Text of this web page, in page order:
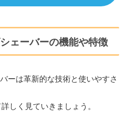
ェーバーの機能や特徴
ーは革新的な技術と使いやすさ
しく見ていきましょう。